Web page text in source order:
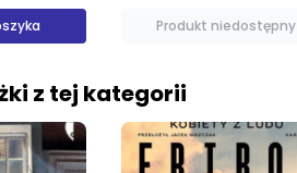
Produkt niedostępny
z tej kategorii